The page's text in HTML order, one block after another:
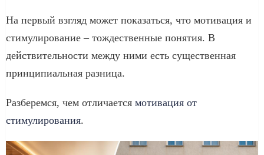
На первый взгляд может показаться, что мотивация и
стимулирование – тождественные понятия. В
действительности между ними есть существенная
принципиальная разница.
Разберемся, чем отличается мотивация от
стимулирования.